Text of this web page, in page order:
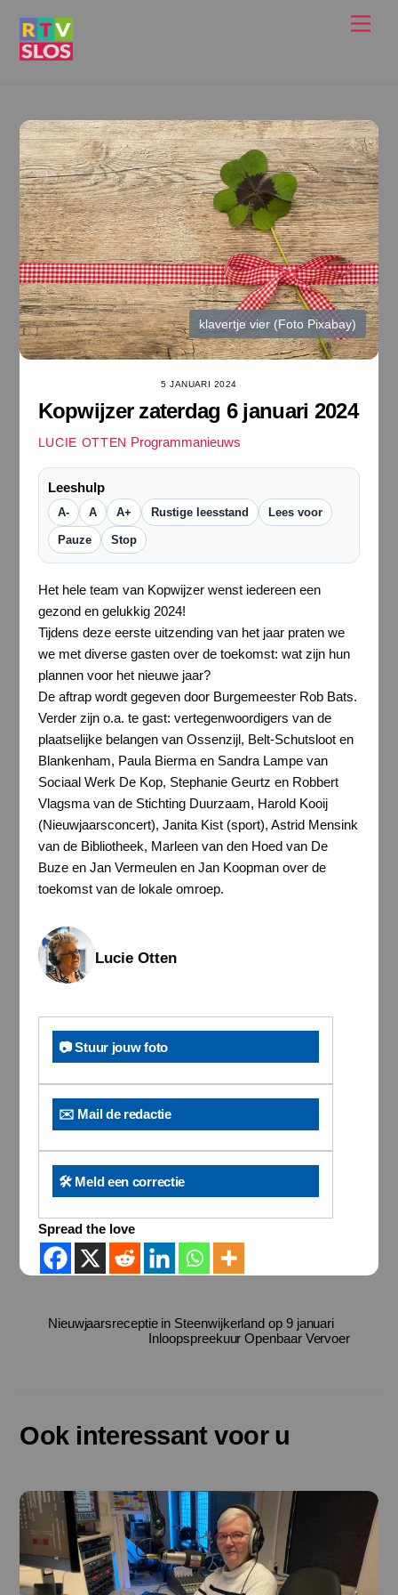
klavertje vier (Foto Pixabay)
5 JANUARI 2024
Kopwijzer zaterdag 6 januari 2024
LUCIE OTTEN Programmanieuws
Leeshulp
A- A A+ Rustige leesstand Lees voor
Pauze Stop
Het hele team van Kopwijzer wenst iedereen een
gezond en gelukkig 2024!
Tijdens deze eerste uitzending van het jaar praten we
we met diverse gasten over de toekomst: wat zijn hun
plannen voor het nieuwe jaar?
De aftrap wordt gegeven door Burgemeester Rob Bats.
Verder zijn o.a. te gast: vertegenwoordigers van de
plaatselijke belangen van Ossenzijl, Belt-Schutsloot en
Blankenham, Paula Bierma en Sandra Lampe van
Sociaal Werk De Kop, Stephanie Geurtz en Robbert
Vlagsma van de Stichting Duurzaam, Harold Kooij
(Nieuwjaarsconcert), Janita Kist (sport), Astrid Mensink
van de Bibliotheek, Marleen van den Hoed van De
Buze en Jan Vermeulen en Jan Koopman over de
toekomst van de lokale omroep.
Lucie Otten
📷 Stuur jouw foto
✉️ Mail de redactie
🛠️ Meld een correctie
Spread the love
Nieuwjaarsreceptie in Steenwijkerland op 9 januari
Inloopspreekuur Openbaar Vervoer
Ook interessant voor u